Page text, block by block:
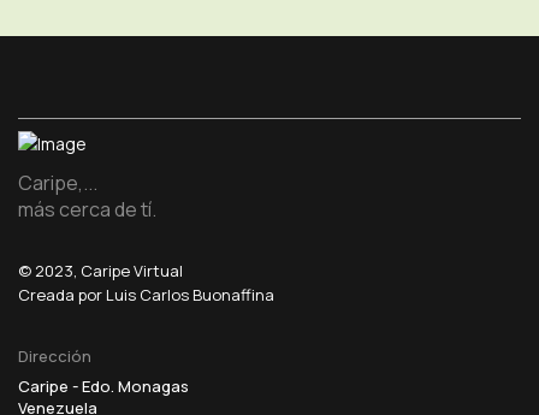
Caripe,...
más cerca de tí.
© 2023, Caripe Virtual
Creada por Luis Carlos Buonaffina
Dirección
Caripe - Edo. Monagas
Venezuela